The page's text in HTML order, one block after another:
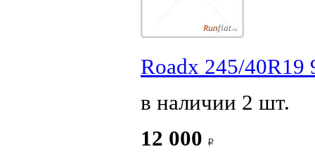
Roadx 245/40R19
в наличии 2 шт.
12 000